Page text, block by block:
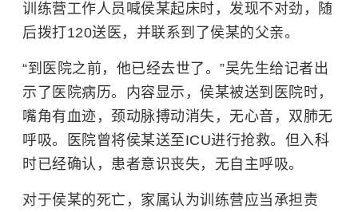
训练营工作人员喊侯某起床时，发现不对劲，随
后拨打120送医，并联系到了侯某的父亲。
“到医院之前，他已经去世了。”吴先生给记者出
示了医院病历。内容显示，侯某被送到医院时，
嘴角有血迹，颈动脉搏动消失，无心音，双肺无
呼吸。医院曾将侯某送至ICU进行抢救。但入科
时已经确认，患者意识丧失，无自主呼吸。
对于侯某的死亡，家属认为训练营应当承担责